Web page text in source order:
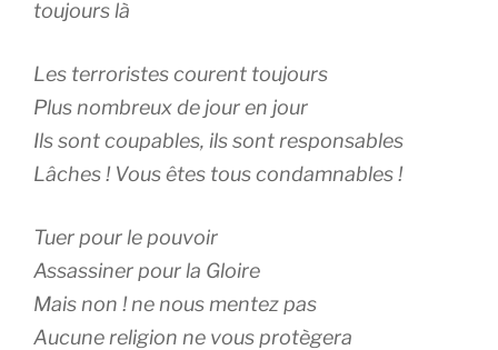
toujours là
Les terroristes courent toujours
Plus nombreux de jour en jour
Ils sont coupables, ils sont responsables
Lâches ! Vous êtes tous condamnables !
Tuer pour le pouvoir
Assassiner pour la Gloire
Mais non ! ne nous mentez pas
Aucune religion ne vous protègera